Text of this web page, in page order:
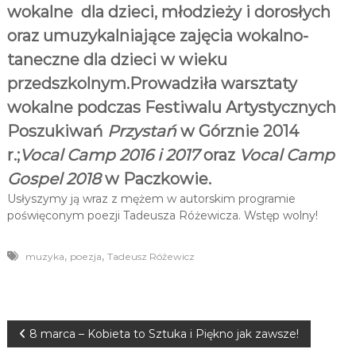
wokalne dla dzieci, młodzieży i dorosłych
oraz umuzykalniające zajęcia wokalno-
taneczne dla dzieci w wieku
przedszkolnym.Prowadziła warsztaty
wokalne podczas Festiwalu Artystycznych
Poszukiwań Przystańw Górznie 2014
r.;Vocal Camp 2016 i 2017oraz Vocal Camp
Gospel 2018w Paczkowie.
Usłyszymy ją wraz z mężem w autorskim programie
poświęconym poezji Tadeusza Różewicza. Wstęp wolny!
muzyka, poezja, Tadeusz Różewicz
N 8 marca – Kobieta to Sztuka i Piękno jak zawsze!